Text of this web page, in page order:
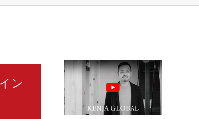
ン